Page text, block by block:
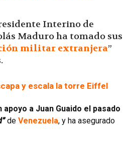
Interino de
Maduro ha tomado sus
militar extranjera”
y escala la torre Eiffel
a Juan Guaido el pasado
de Venezuela, y ha asegurado